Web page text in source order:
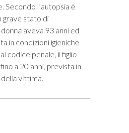
Secondo l’autopsia è
grave stato di
aveva 93 anni ed
in condizioni igieniche
codice penale, il figlio
a 20 anni, prevista in
vittima.